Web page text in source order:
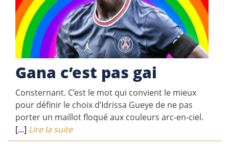
Gana c’est pas gai
Consternant. C’est le mot qui convient le mieux
pour définir le choix d’Idrissa Gueye de ne pas
porter un maillot floqué aux couleurs arc-en-ciel.
[...] Lire la suite